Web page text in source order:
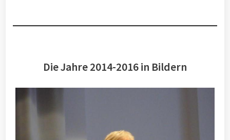
Die Jahre 2014-2016 in Bildern